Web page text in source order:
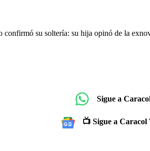
confirmó su soltería: su hija opinó de la
Sigue a
📺 Sigue a